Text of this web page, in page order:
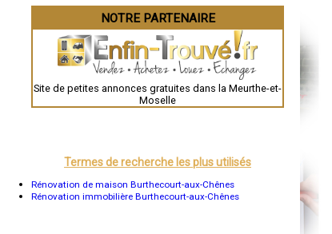
Besançon
Évreux
Chartres
Nîmes
Auch
Grenoble
Mont-de-Marsan
Blois
NOTRE PARTENAIRE
Site de petites annonces gratuites dans la Meurthe-et-
Moselle
Termes de recherche les plus utilisés
Rénovation de maison Burthecourt-aux-Chênes
Rénovation immobilière Burthecourt-aux-Chênes